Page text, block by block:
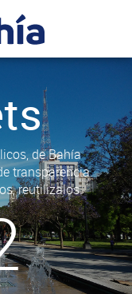
de Bahía
transparencia.
reutilizalos.